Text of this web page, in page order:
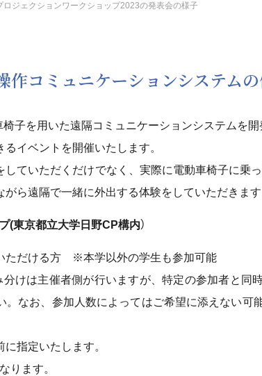
ロジェクションワークショップ2023の発表会の様子
コミュニケーションシステム
子を用いた遠隔コミュニケーションシステムを
イベントを開催いたします。
ていただくだけでなく、実際に電動車椅子に乗
ら遠隔で一緒に外出する体験をしていただきます
(東京都立大学日野CP構内）
ただける方 ※本学以外の学生も参加可能
けは主催者側が行いますが、特定の参加者と同
。なお、参加人数によってはご希望に添えない可
指定いたします。
ります。